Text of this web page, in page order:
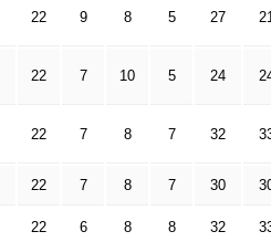
22 9 8 5 27
22 7 10 5 24
22 7 8 7 32
22 7 8 7 30
22 6 8 8 32